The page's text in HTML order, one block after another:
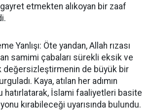
etmekten alıkoyan bir zaaf
Yanlışı: Öte yandan, Allah rızası
samimi çabaları sürekli eksik ve
değersizleştirmenin de büyük bir
Kaya, atılan her adımın
hatırlatarak, İslami faaliyetleri basite
kırabileceği uyarısında bulundu.